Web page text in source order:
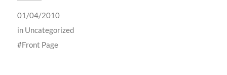
01/04/2010
in Uncategorized
Front Page